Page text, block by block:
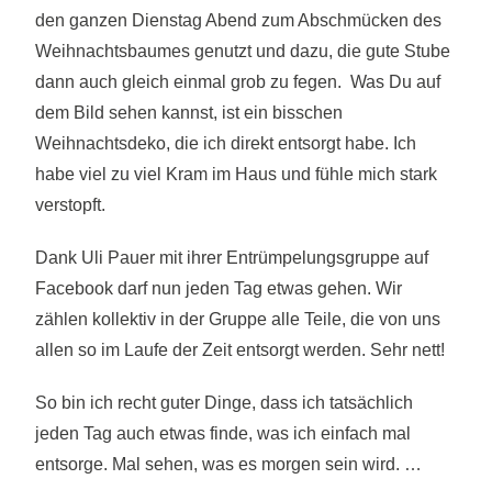
den ganzen Dienstag Abend zum Abschmücken des
Weihnachtsbaumes genutzt und dazu, die gute Stube
dann auch gleich einmal grob zu fegen. Was Du auf
dem Bild sehen kannst, ist ein bisschen
Weihnachtsdeko, die ich direkt entsorgt habe. Ich
habe viel zu viel Kram im Haus und fühle mich stark
verstopft.
Dank Uli Pauer mit ihrer Entrümpelungsgruppe auf
Facebook darf nun jeden Tag etwas gehen. Wir
zählen kollektiv in der Gruppe alle Teile, die von uns
allen so im Laufe der Zeit entsorgt werden. Sehr nett!
So bin ich recht guter Dinge, dass ich tatsächlich
jeden Tag auch etwas finde, was ich einfach mal
entsorge. Mal sehen, was es morgen sein wird. …